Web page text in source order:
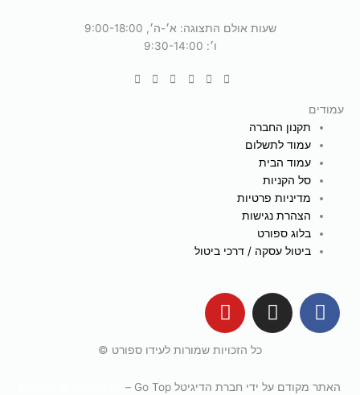
שעות אולם התצוגה: א׳-ה׳, 9:00-18:00
ו׳: 9:30-14:00
עמודים
תקנון החברה
עמוד לתשלום
עמוד הבית
סל הקניות
מדיניות פרטיות
הצהרת נגישות
בלוג ספורט
ביטול עסקה / דרכי ביטול
F
a
b
I
n
a
Y
o
u
t
u
כל הזכויות שמורות לעידו ספורט ©
האתר מקודם על ידי חברת הדיגיטל Go Top –